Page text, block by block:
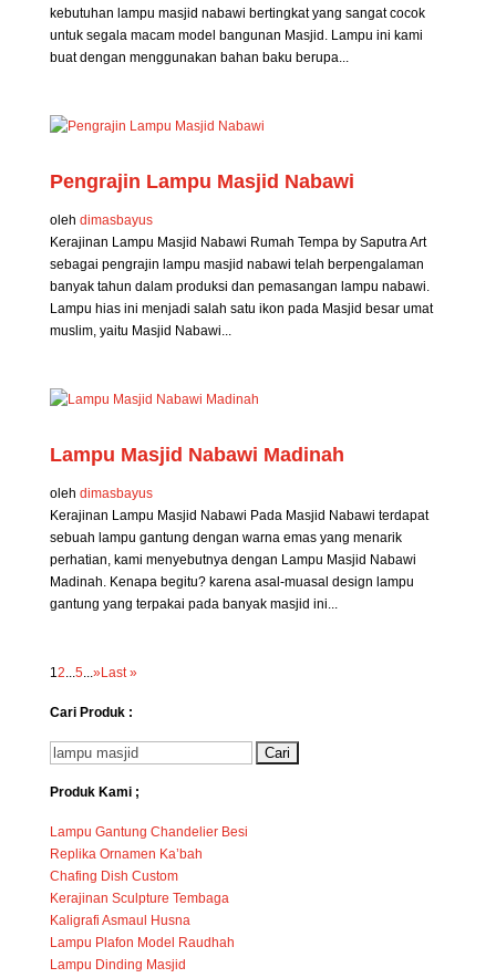
kebutuhan lampu masjid nabawi bertingkat yang sangat cocok
untuk segala macam model bangunan Masjid. Lampu ini kami
buat dengan menggunakan bahan baku berupa...
Pengrajin Lampu Masjid Nabawi
oleh dimasbayus
Kerajinan Lampu Masjid Nabawi Rumah Tempa by Saputra Art
sebagai pengrajin lampu masjid nabawi telah berpengalaman
banyak tahun dalam produksi dan pemasangan lampu nabawi.
Lampu hias ini menjadi salah satu ikon pada Masjid besar umat
muslim, yaitu Masjid Nabawi...
Lampu Masjid Nabawi Madinah
oleh dimasbayus
Kerajinan Lampu Masjid Nabawi Pada Masjid Nabawi terdapat
sebuah lampu gantung dengan warna emas yang menarik
perhatian, kami menyebutnya dengan Lampu Masjid Nabawi
Madinah. Kenapa begitu? karena asal-muasal design lampu
gantung yang terpakai pada banyak masjid ini...
1 2 5... »Last »
Cari Produk :
Cari
Produk Kami ;
Lampu Gantung Chandelier Besi
Replika Ornamen Ka’bah
Chafing Dish Custom
Kerajinan Sculpture Tembaga
Kaligrafi Asmaul Husna
Lampu Plafon Model Raudhah
Lampu Dinding Masjid